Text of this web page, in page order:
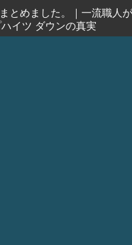
とめました。 ｜ 一流職人が
イツ ダウンの真実